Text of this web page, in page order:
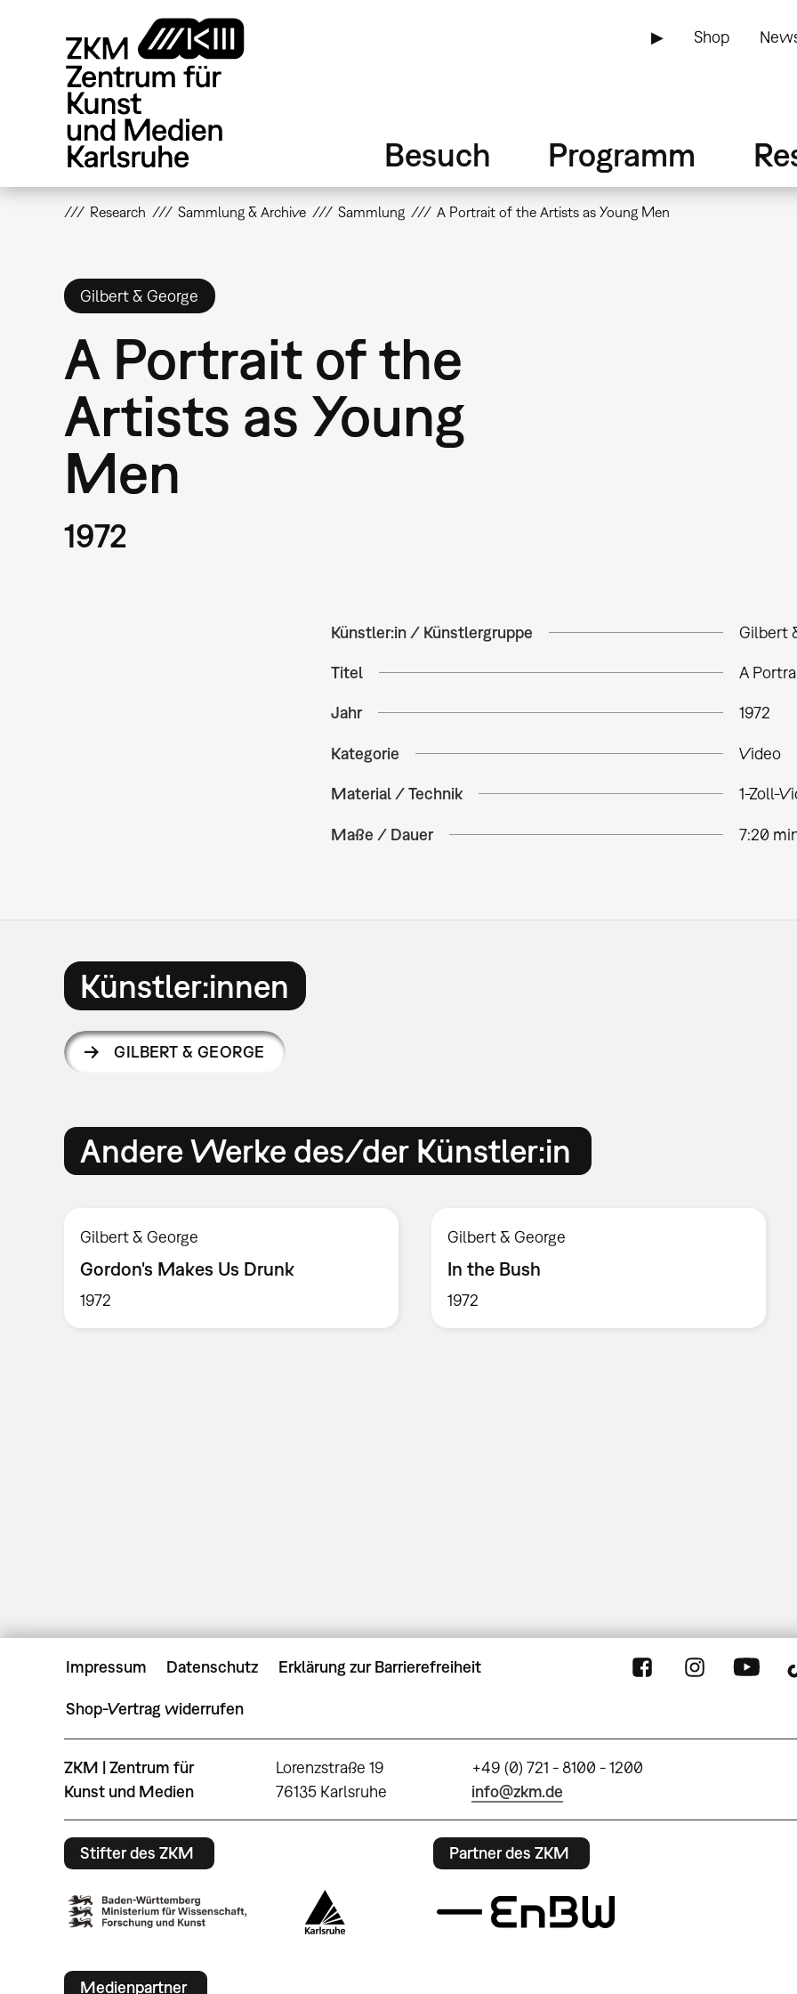
▶ Shop
Besuch Programm
Research Sammlung & Archive Sammlung A Portrait of the Artists as Young Men
Gilbert & George
A Portrait of the
Artists as Young
Men
1972
Künstler:in / Künstlergruppe Gilbert
Titel A
Jahr 1972
Kategorie Video
Material / Technik 1-Zoll-
Maße / Dauer 7:20
Künstler:innen
GILBERT & GEORGE
Andere Werke des/der Künstler:in
Gilbert & George
Gordon's Makes Us Drunk
1972
Gilbert & George
In the Bush
1972
Impressum Datenschutz Erklärung zur Barrierefreiheit
Shop-Vertrag widerrufen
ZKM | Zentrum für
Kunst und Medien
Lorenzstraße 19
76135 Karlsruhe
+49 (0) 721 - 8100 - 1200
info@zkm.de
Stifter des ZKM Partner des ZKM
Medienpartner